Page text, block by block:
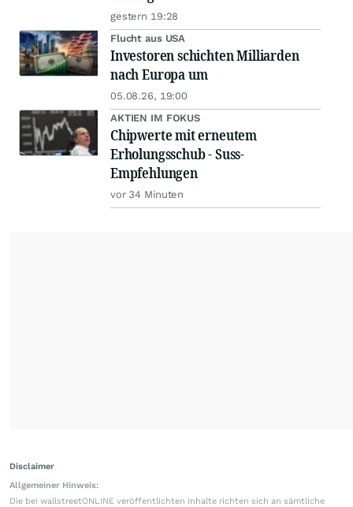
gestern 19:28
Flucht aus USA
Investoren schichten Milliarden
nach Europa um
05.08.26, 19:00
AKTIEN IM FOKUS
Chipwerte mit erneutem
Erholungsschub - Suss-
Empfehlungen
vor 34 Minuten
Disclaimer
Allgemeiner Hinweis:
Die bei wallstreetONLINE veröffentlichten Inhalte richten sich an sämtliche